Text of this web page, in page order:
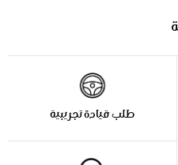
طلب قيادة تجريبية